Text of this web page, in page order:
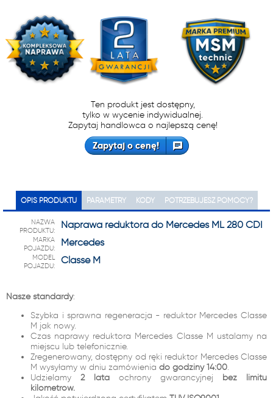
Ten produkt jest dostępny,
tylko w wycenie indywidualnej.
Zapytaj handlowca o najlepszą cenę!
Zapytaj o cenę!
OPIS PRODUKTU PARAMETRY KODY POTRZEBUJESZ POMOCY?
NAZWA
PRODUKTU:
Naprawa reduktora do Mercedes ML 280 CDI
MARKA
POJAZDU:
Mercedes
MODEL
POJAZDU:
Classe M
Nasze standardy:
Szybka i sprawna regeneracja - reduktor Mercedes Classe
M jak nowy.
Czas naprawy reduktora Mercedes Classe M ustalamy na
miejscu lub telefonicznie.
Zregenerowany, dostępny od ręki reduktor Mercedes Classe
M wysyłamy w dniu zamówienia do godziny 14:00.
Udzielamy 2 lata ochrony gwarancyjnej bez limitu
kilometrów.